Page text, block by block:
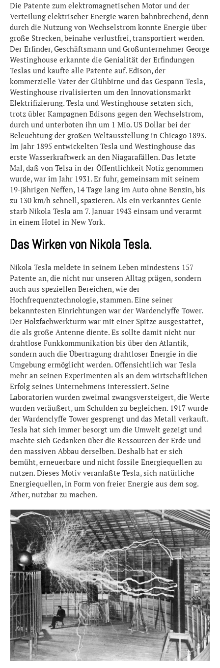
Die Patente zum elektromagnetischen Motor und der
Verteilung elektrischer Energie waren bahnbrechend, denn
durch die Nutzung von Wechselstrom konnte Energie über
große Strecken, beinahe verlustfrei, transportiert werden.
Der Erfinder, Geschäftsmann und Großunternehmer George
Westinghouse erkannte die Genialität der Erfindungen
Teslas und kaufte alle Patente auf. Edison, der
kommerzielle Vater der Glühbirne und das Gespann Tesla,
Westinghouse rivalisierten um den Innovationsmarkt
Elektrifizierung. Tesla und Westinghouse setzten sich,
trotz übler Kampagnen Edisons gegen den Wechselstrom,
durch und unterboten ihn um 1 Mio. US Dollar bei der
Beleuchtung der großen Weltausstellung in Chicago 1893.
Im Jahr 1895 entwickelten Tesla und Westinghouse das
erste Wasserkraftwerk an den Niagarafällen. Das letzte
Mal, daß von Telsa in der Öffentlichkeit Notiz genommen
wurde, war im Jahr 1931. Er fuhr, gemeinsam mit seinem
19-jährigen Neffen, 14 Tage lang im Auto ohne Benzin, bis
zu 130 km/h schnell, spazieren. Als ein verkanntes Genie
starb Nikola Tesla am 7. Januar 1943 einsam und verarmt
in einem Hotel in New York.
Das Wirken von Nikola Tesla.
Nikola Tesla meldete in seinem Leben mindestens 157
Patente an, die nicht nur unseren Alltag prägen, sondern
auch aus speziellen Bereichen, wie der
Hochfrequenztechnologie, stammen. Eine seiner
bekanntesten Einrichtungen war der Wardenclyffe Tower.
Der Holzfachwerkturm war mit einer Spitze ausgestattet,
die als große Antenne diente. Es sollte damit nicht nur
drahtlose Funkkommunikation bis über den Atlantik,
sondern auch die Übertragung drahtloser Energie in die
Umgebung ermöglicht werden. Offensichtlich war Tesla
mehr an seinen Experimenten als an dem wirtschaftlichen
Erfolg seines Unternehmens interessiert. Seine
Laboratorien wurden zweimal zwangsversteigert, die Werte
wurden veräußert, um Schulden zu begleichen. 1917 wurde
der Wardenclyffe Tower gesprengt und das Metall verkauft.
Tesla hat sich immer besorgt um die Umwelt gezeigt und
machte sich Gedanken über die Ressourcen der Erde und
den massiven Abbau derselben. Deshalb hat er sich
bemüht, erneuerbare und nicht fossile Energiequellen zu
nutzen. Dieses Motiv veranlaßte Tesla, sich natürliche
Energiequellen, in Form von freier Energie aus dem sog.
Äther, nutzbar zu machen.